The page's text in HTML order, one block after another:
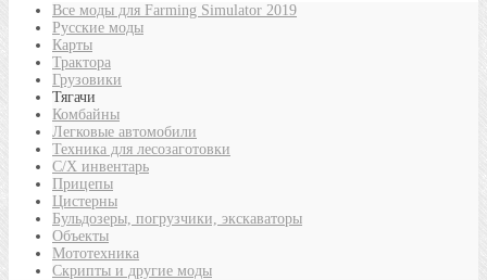
Все моды для Farming Simulator 2019
Русские моды
Карты
Трактора
Грузовики
Тягачи
Комбайны
Легковые автомобили
Техника для лесозаготовки
С/Х инвентарь
Прицепы
Цистерны
Бульдозеры, погрузчики, экскаваторы
Объекты
Мототехника
Скрипты и другие моды